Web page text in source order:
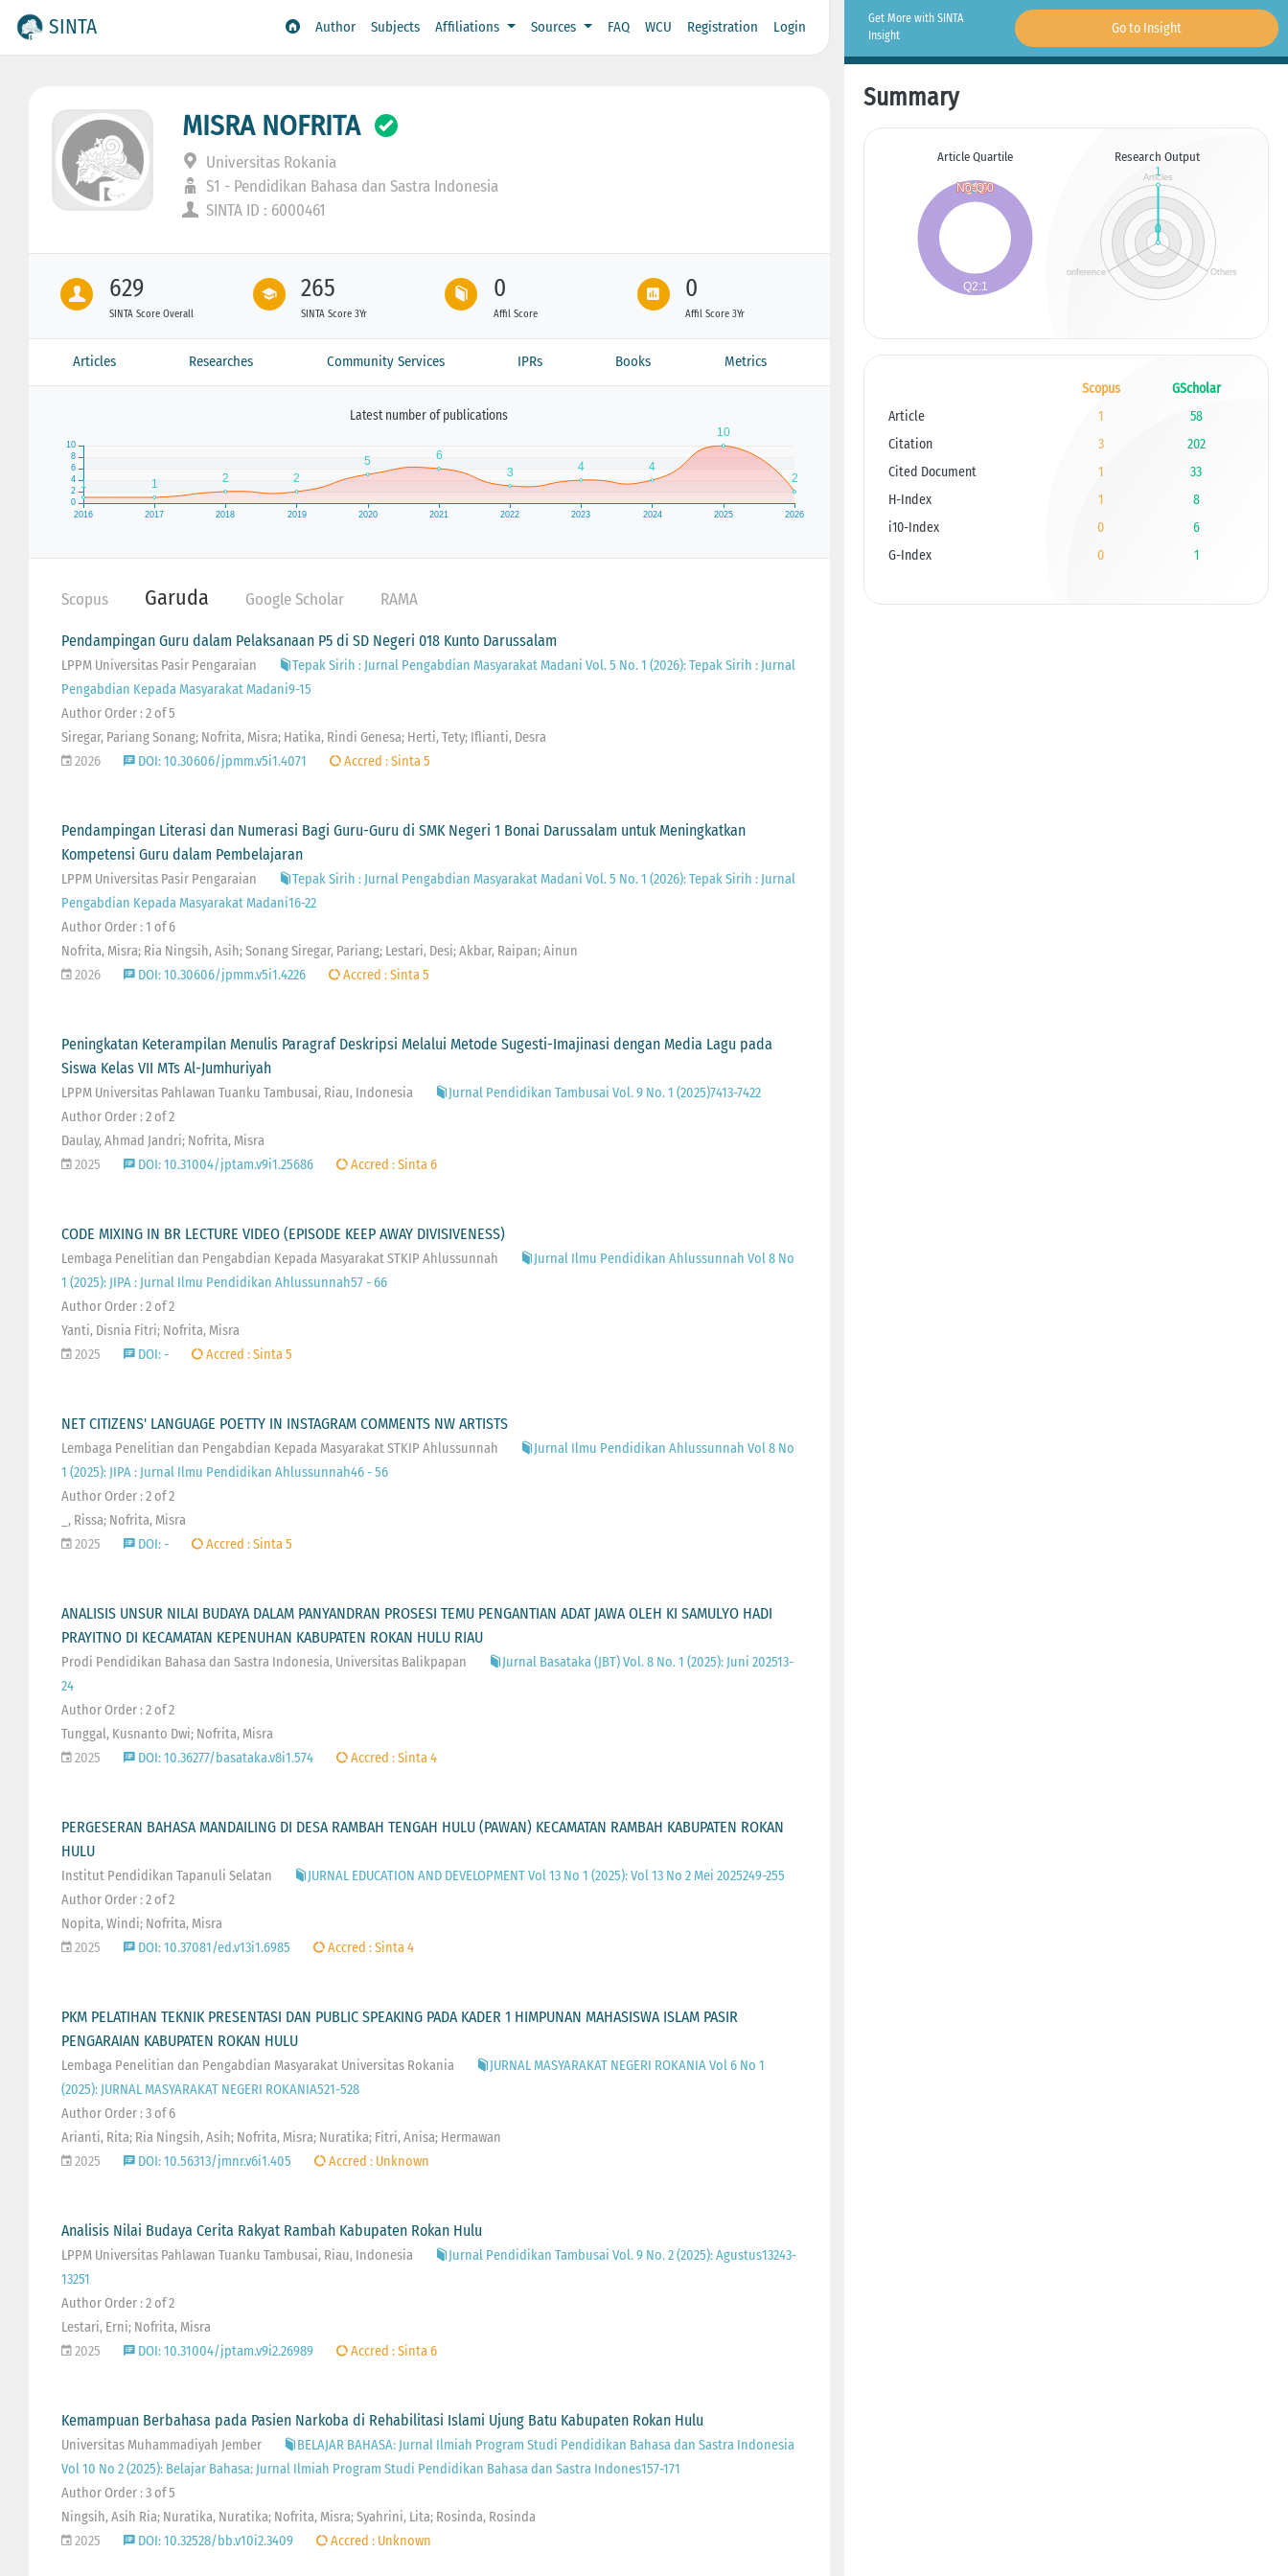
SINTA Author Subjects Affiliations Sources FAQ WCU Registration Login
MISRA NOFRITA
Universitas Rokania
S1 - Pendidikan Bahasa dan Sastra Indonesia
SINTA ID : 6000461
629
SINTA Score Overall
265
SINTA Score 3Yr
0
Affil Score
0
Affil Score 3Yr
Articles Researches Community Services IPRs Books Metrics
Latest number of publications
Scopus Garuda Google Scholar RAMA
Pendampingan Guru dalam Pelaksanaan P5 di SD Negeri 018 Kunto Darussalam
LPPM Universitas Pasir Pengaraian
Tepak Sirih : Jurnal Pengabdian Masyarakat Madani Vol. 5 No. 1 (2026): Tepak Sirih : Jurnal
Pengabdian Kepada Masyarakat Madani9-15
Author Order : 2 of 5
Siregar, Pariang Sonang; Nofrita, Misra; Hatika, Rindi Genesa; Herti, Tety; Iflianti, Desra
2026
DOI: 10.30606/jpmm.v5i1.4071 Accred : Sinta 5
Pendampingan Literasi dan Numerasi Bagi Guru-Guru di SMK Negeri 1 Bonai Darussalam untuk Meningkatkan
Kompetensi Guru dalam Pembelajaran
LPPM Universitas Pasir Pengaraian
Tepak Sirih : Jurnal Pengabdian Masyarakat Madani Vol. 5 No. 1 (2026): Tepak Sirih : Jurnal
Pengabdian Kepada Masyarakat Madani16-22
Author Order : 1 of 6
Nofrita, Misra; Ria Ningsih, Asih; Sonang Siregar, Pariang; Lestari, Desi; Akbar, Raipan; Ainun
2026
DOI: 10.30606/jpmm.v5i1.4226 Accred : Sinta 5
Peningkatan Keterampilan Menulis Paragraf Deskripsi Melalui Metode Sugesti-Imajinasi dengan Media Lagu pada
Siswa Kelas VII MTs Al-Jumhuriyah
LPPM Universitas Pahlawan Tuanku Tambusai, Riau, Indonesia
Jurnal Pendidikan Tambusai Vol. 9 No. 1 (2025)7413-7422
Author Order : 2 of 2
Daulay, Ahmad Jandri; Nofrita, Misra
2025
DOI: 10.31004/jptam.v9i1.25686 Accred : Sinta 6
CODE MIXING IN BR LECTURE VIDEO (EPISODE KEEP AWAY DIVISIVENESS)
Lembaga Penelitian dan Pengabdian Kepada Masyarakat STKIP Ahlussunnah
Jurnal Ilmu Pendidikan Ahlussunnah Vol 8 No
1 (2025): JIPA : Jurnal Ilmu Pendidikan Ahlussunnah57 - 66
Author Order : 2 of 2
Yanti, Disnia Fitri; Nofrita, Misra
2025
DOI: - Accred : Sinta 5
NET CITIZENS' LANGUAGE POETTY IN INSTAGRAM COMMENTS NW ARTISTS
Lembaga Penelitian dan Pengabdian Kepada Masyarakat STKIP Ahlussunnah
Jurnal Ilmu Pendidikan Ahlussunnah Vol 8 No
1 (2025): JIPA : Jurnal Ilmu Pendidikan Ahlussunnah46 - 56
Author Order : 2 of 2
_, Rissa; Nofrita, Misra
2025
DOI: - Accred : Sinta 5
ANALISIS UNSUR NILAI BUDAYA DALAM PANYANDRAN PROSESI TEMU PENGANTIAN ADAT JAWA OLEH KI SAMULYO HADI
PRAYITNO DI KECAMATAN KEPENUHAN KABUPATEN ROKAN HULU RIAU
Prodi Pendidikan Bahasa dan Sastra Indonesia, Universitas Balikpapan
Jurnal Basataka (JBT) Vol. 8 No. 1 (2025): Juni 202513-
24
Author Order : 2 of 2
Tunggal, Kusnanto Dwi; Nofrita, Misra
2025
DOI: 10.36277/basataka.v8i1.574 Accred : Sinta 4
PERGESERAN BAHASA MANDAILING DI DESA RAMBAH TENGAH HULU (PAWAN) KECAMATAN RAMBAH KABUPATEN ROKAN
HULU
Institut Pendidikan Tapanuli Selatan
JURNAL EDUCATION AND DEVELOPMENT Vol 13 No 1 (2025): Vol 13 No 2 Mei 2025249-255
Author Order : 2 of 2
Nopita, Windi; Nofrita, Misra
2025
DOI: 10.37081/ed.v13i1.6985 Accred : Sinta 4
PKM PELATIHAN TEKNIK PRESENTASI DAN PUBLIC SPEAKING PADA KADER 1 HIMPUNAN MAHASISWA ISLAM PASIR
PENGARAIAN KABUPATEN ROKAN HULU
Lembaga Penelitian dan Pengabdian Masyarakat Universitas Rokania
JURNAL MASYARAKAT NEGERI ROKANIA Vol 6 No 1
(2025): JURNAL MASYARAKAT NEGERI ROKANIA521-528
Author Order : 3 of 6
Arianti, Rita; Ria Ningsih, Asih; Nofrita, Misra; Nuratika; Fitri, Anisa; Hermawan
2025
DOI: 10.56313/jmnr.v6i1.405 Accred : Unknown
Analisis Nilai Budaya Cerita Rakyat Rambah Kabupaten Rokan Hulu
LPPM Universitas Pahlawan Tuanku Tambusai, Riau, Indonesia
Jurnal Pendidikan Tambusai Vol. 9 No. 2 (2025): Agustus13243-
13251
Author Order : 2 of 2
Lestari, Erni; Nofrita, Misra
2025
DOI: 10.31004/jptam.v9i2.26989 Accred : Sinta 6
Kemampuan Berbahasa pada Pasien Narkoba di Rehabilitasi Islami Ujung Batu Kabupaten Rokan Hulu
Universitas Muhammadiyah Jember
BELAJAR BAHASA: Jurnal Ilmiah Program Studi Pendidikan Bahasa dan Sastra Indonesia
Vol 10 No 2 (2025): Belajar Bahasa: Jurnal Ilmiah Program Studi Pendidikan Bahasa dan Sastra Indones157-171
Author Order : 3 of 5
Ningsih, Asih Ria; Nuratika, Nuratika; Nofrita, Misra; Syahrini, Lita; Rosinda, Rosinda
2025
DOI: 10.32528/bb.v10i2.3409 Accred : Unknown
Get More with SINTA
Insight
Go to Insight
Summary
Article Quartile Research Output
Scopus
GScholar
Article
1
58
Citation
3
202
Cited Document
1
33
H-Index
1
8
i10-Index
0
6
G-Index
0 1